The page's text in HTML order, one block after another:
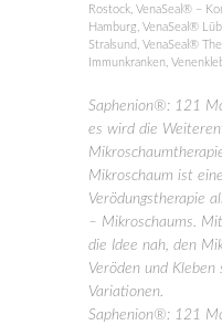
Rostock, VenaSeal® –
Hamburg, VenaSeal®
Stralsund , VenaSeal®
Immunkranken,
Saphenion®: 121
es wird die
Mikroschaum ist
Verödungstherapie
– Mikroschaums.
die Idee nah, den
Veröden und
Variationen.
Saphenion®: 121